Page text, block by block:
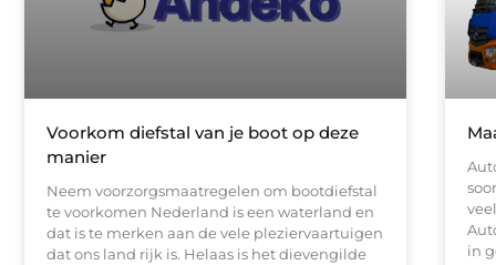
Voorkom diefstal van je boot op deze
manier
Neem voorzorgsmaatregelen om bootdiefstal
te voorkomen Nederland is een waterland en
dat is te merken aan de vele pleziervaartuigen
dat ons land rijk is. Helaas is het dievengilde
in